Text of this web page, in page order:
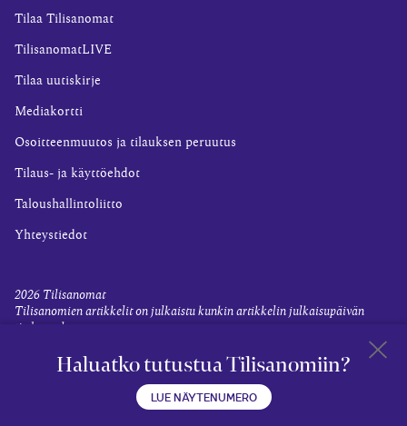
Tilaa Tilisanomat
TilisanomatLIVE
Tilaa uutiskirje
Mediakortti
Osoitteenmuutos ja tilauksen peruutus
Tilaus- ja käyttöehdot
Taloushallintoliitto
Yhteystiedot
2026 Tilisanomat
Tilisanomien artikkelit on julkaistu kunkin artikkelin julkaisupäivän
tiedon valossa.
EvästevalinnatHaluatko tutustua Tilisanomiin?
LUE NÄYTENUMERO